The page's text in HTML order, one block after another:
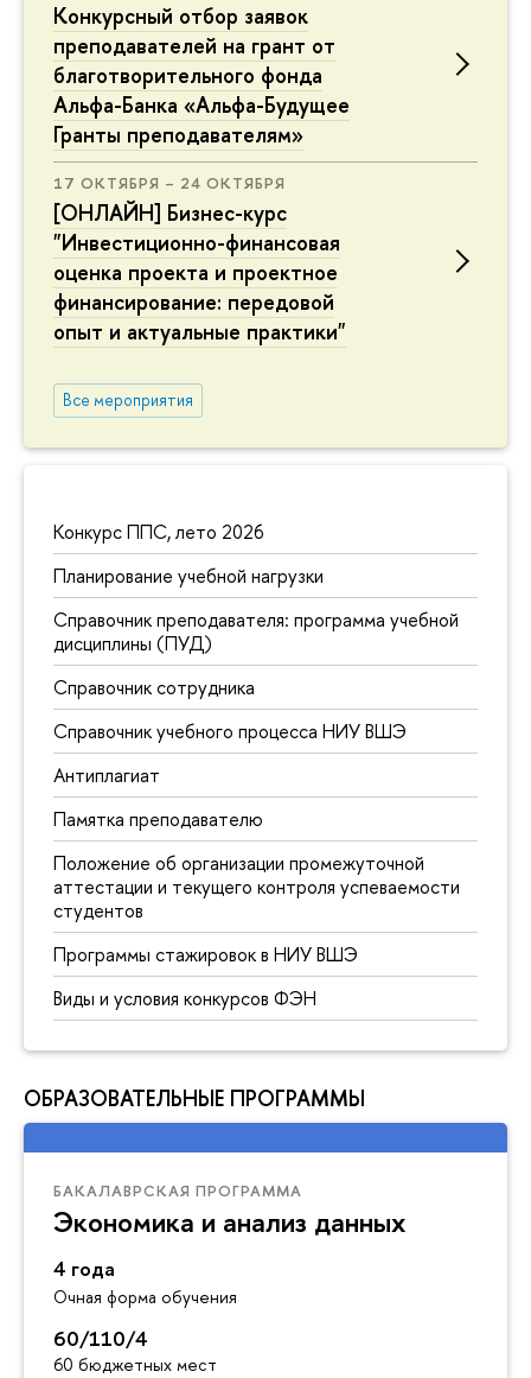
Конкурсный отбор заявок
преподавателей на грант от
благотворительного фонда
Альфа-Банка «Альфа-Будущее
Гранты преподавателям»
17 ОКТЯБРЯ – 24 ОКТЯБРЯ
[ОНЛАЙН] Бизнес-курс
"Инвестиционно-финансовая
оценка проекта и проектное
финансирование: передовой
опыт и актуальные практики"
Все мероприятия
Конкурс ППС, лето 2026
Планирование учебной нагрузки
Справочник преподавателя: программа учебной
дисциплины (ПУД)
Справочник сотрудника
Справочник учебного процесса НИУ ВШЭ
Антиплагиат
Памятка преподавателю
Положение об организации промежуточной
аттестации и текущего контроля успеваемости
студентов
Программы стажировок в НИУ ВШЭ
Виды и условия конкурсов ФЭН
ОБРАЗОВАТЕЛЬНЫЕ ПРОГРАММЫ
БАКАЛАВРСКАЯ ПРОГРАММА
Экономика и анализ данных
4 года
Очная форма обучения
60/110/4
60 бюджетных мест